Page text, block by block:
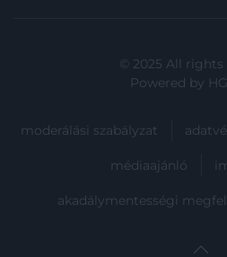
© 2025 All rights
Powered by
moderálási szabályzat
médiaajánló
akadálymentességi